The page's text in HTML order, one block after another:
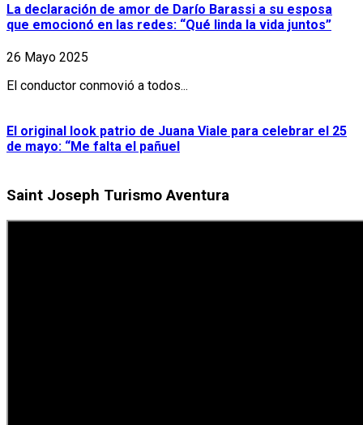
La declaración de amor de Darío Barassi a su esposa
que emocionó en las redes: “Qué linda la vida juntos”
26 Mayo 2025
El conductor conmovió a todos...
El original look patrio de Juana Viale para celebrar el 25
de mayo: “Me falta el pañuel
Saint Joseph Turismo Aventura